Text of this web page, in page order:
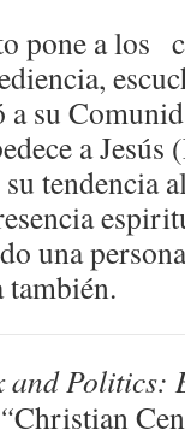
pone a los
a su
a
su tendencia
una
también.
and Politics:
“Christian